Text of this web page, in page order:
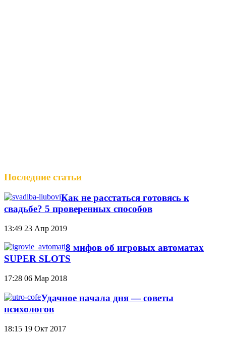
Последние статьи
Как не расстаться готовясь к
свадьбе? 5 проверенных способов
13:49 23 Апр 2019
8 мифов об игровых автоматах
SUPER SLOTS
17:28 06 Мар 2018
Удачное начала дня — советы
психологов
18:15 19 Окт 2017